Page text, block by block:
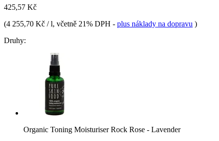
425,57 Kč
(4 255,70 Kč / l, včetně 21% DPH - plus náklady na dopravu )
Druhy:
Organic Toning Moisturiser Rock Rose - Lavender